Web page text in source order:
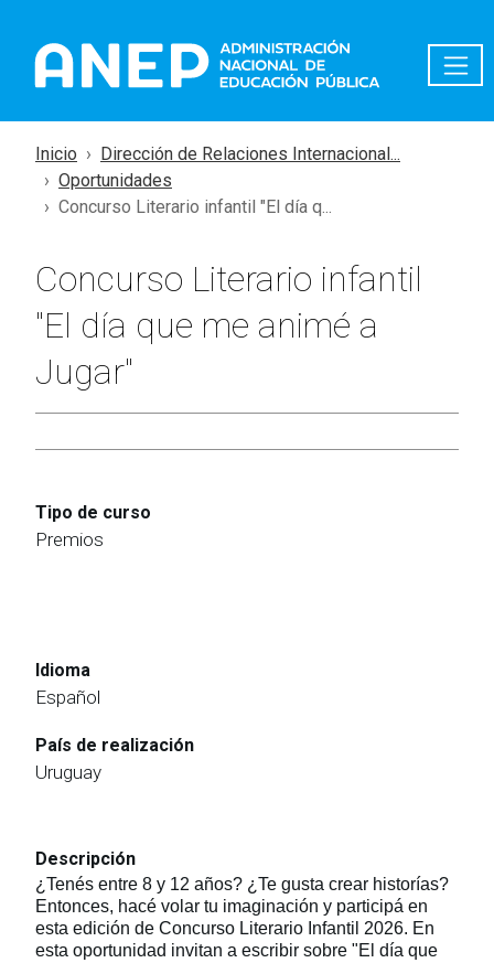
Inicio
Dirección de Relaciones Internacional...
Oportunidades
Concurso Literario infantil "El día q...
Concurso Literario infantil
"El día que me animé a
Jugar"
Tipo de curso
Premios
Idioma
Español
País de realización
Uruguay
Descripción
¿Tenés entre 8 y 12 años? ¿Te gusta crear historías?
Entonces, hacé volar tu imaginación y participá en
esta edición de Concurso Literario Infantil 2026. En
esta oportunidad invitan a escribir sobre "El día que